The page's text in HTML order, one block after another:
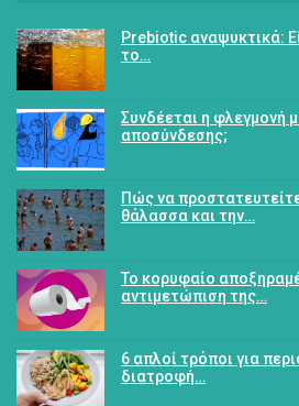
Prebiotic αναψυκτικά:
το…
Συνδέεται η φλεγμονή
αποσύνδεσης;
Πώς να
θάλασσα και την…
Το κορυφαίο
αντιμετώπιση της…
6 απλοί τρόποι για
διατροφή…